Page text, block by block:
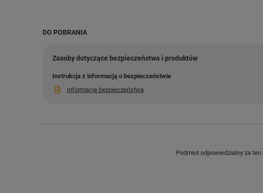
DO POBRANIA
Zasoby dotyczące bezpieczeństwa i produktów
Instrukcja z informacją o bezpieczeństwie
Informacje bezpieczeństwa
Podmiot odpowiedzialny za ten